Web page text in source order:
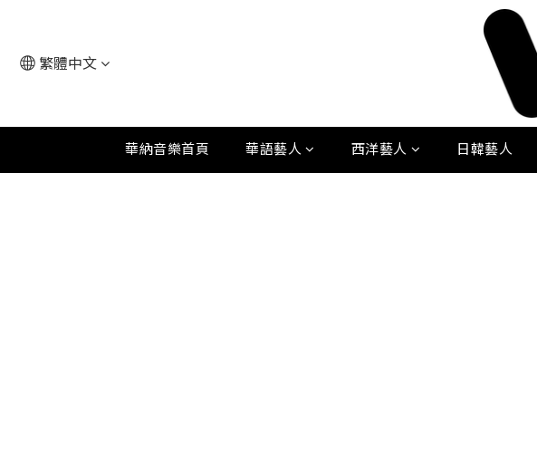
繁體中文
華納音樂首頁 華語藝人 西洋藝人 日韓藝人